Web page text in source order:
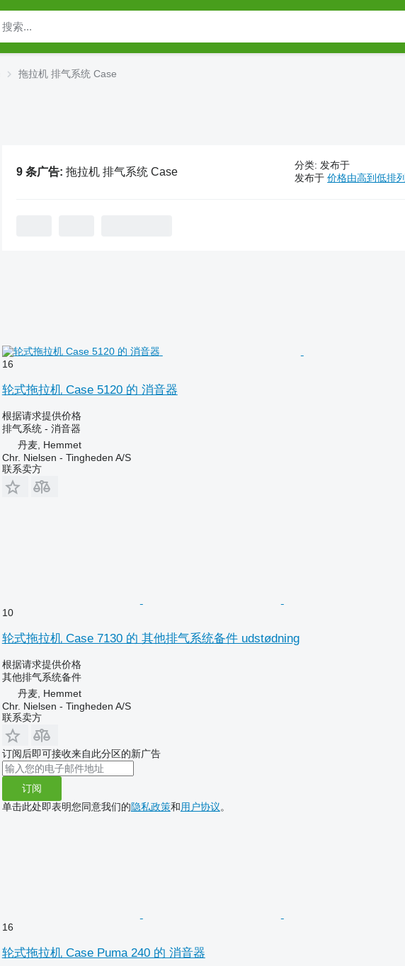
拖拉机 排气系统 Case
9 条广告: 拖拉机 排气系统 Case
分类: 发布于
发布于 价格由高到低排列
16
轮式拖拉机 Case 5120 的 消音器
根据请求提供价格
排气系统 - 消音器
丹麦, Hemmet
Chr. Nielsen - Tingheden A/S
联系卖方
10
轮式拖拉机 Case 7130 的 其他排气系统备件 udstødning
根据请求提供价格
其他排气系统备件
丹麦, Hemmet
Chr. Nielsen - Tingheden A/S
联系卖方
订阅后即可接收来自此分区的新广告
订阅
单击此处即表明您同意我们的隐私政策和用户协议。
16
轮式拖拉机 Case Puma 240 的 消音器